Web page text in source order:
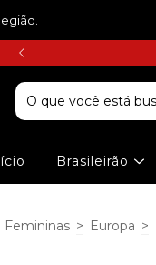
Brasileirão
Femininas > Europa >